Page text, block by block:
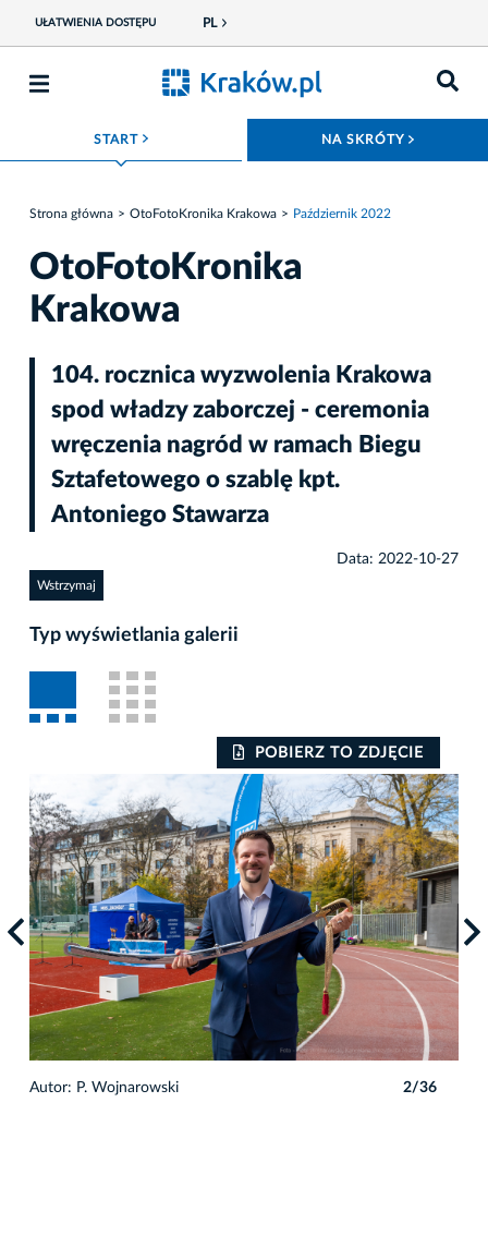
UŁATWIENIA DOSTĘPU PL
START ROZWIŃ MENU NA SKRÓTY
Strona główna OtoFotoKronika Krakowa Październik 2022
OtoFotoKronika
Krakowa
104. rocznica wyzwolenia Krakowa
spod władzy zaborczej - ceremonia
wręczenia nagród w ramach Biegu
Sztafetowego o szablę kpt.
Antoniego Stawarza
Data: 2022-10-27
Wstrzymaj
Typ wyświetlania galerii
POBIERZ TO ZDJĘCIE
Autor: P. Wojnarowski 2/36